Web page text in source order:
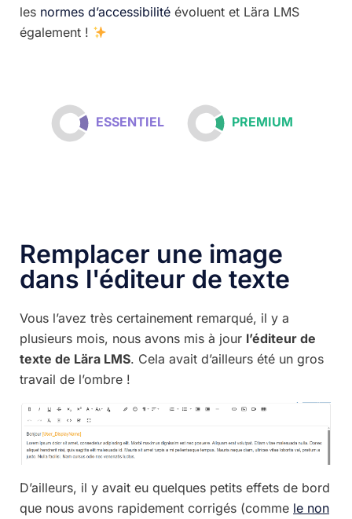
les normes d’accessibilité évoluent et Lära LMS
également !
ESSENTIEL PREMIUM
Remplacer une image
dans l'éditeur de texte
Vous l’avez très certainement remarqué, il y a
plusieurs mois, nous avons mis à jour l’éditeur de
texte de Lära LMS. Cela avait d’ailleurs été un gros
travail de l’ombre !
D’ailleurs, il y avait eu quelques petits effets de bord
que nous avons rapidement corrigés (comme le non